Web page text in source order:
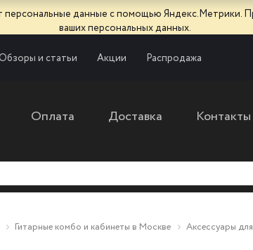
данные с помощью Яндекс.Метрики.
ваших персональных данных.
и статьи Акции Распродажа
Оплата Доставка Контакты
Гитарные комбо и кабинеты в Москве Аксессуары